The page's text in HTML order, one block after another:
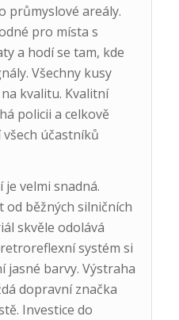
průmyslové areály.
pro místa s
a hodí se tam, kde
Všechny kusy
kvalitu. Kvalitní
policii a celkově
účastníků
velmi snadná.
běžných silničních
skvěle odolává
systém si
jasné barvy. Výstraha
dopravní značka
Investice do